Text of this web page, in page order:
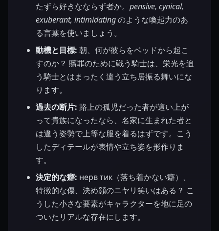
たずら好きなならず者か。 pensive, cynical,
exuberant, intimidatingのような喚起力のあ
る言葉を使いましょう。
動機と目標: 朝、何が彼らをベッドから起こ
すのか？ 贖罪のために戦う騎士は、栄光を追
う騎士とはまったく違う立ち居振る舞いにな
ります。
過去の断片: 路上の孤児だった者が這い上が
って貴族になったなら、名家に生まれた者と
は違う姿勢で上等な服を着るはずです。こう
したディテールが表情や立ち姿を形作りま
す。
決定的な癖: нерв тик（落ち着かない癖）、
特徴的な傷、決め顔のニヤリ笑いはある？ こ
うした小さな要素がキャラクターを地に足の
ついたリアルな存在にします。